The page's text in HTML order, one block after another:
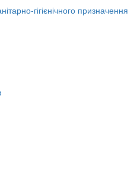
гігієнічного призначення